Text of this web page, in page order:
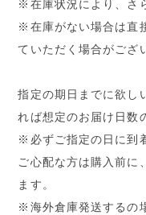
※在庫状況により、さ
※在庫がない場合は直
ていただく場合がござ
指定の期日までに欲し
れば想定のお届け日数
※必ずご指定の日に到
ご心配な方は購入前に
ます。
※海外倉庫発送するの